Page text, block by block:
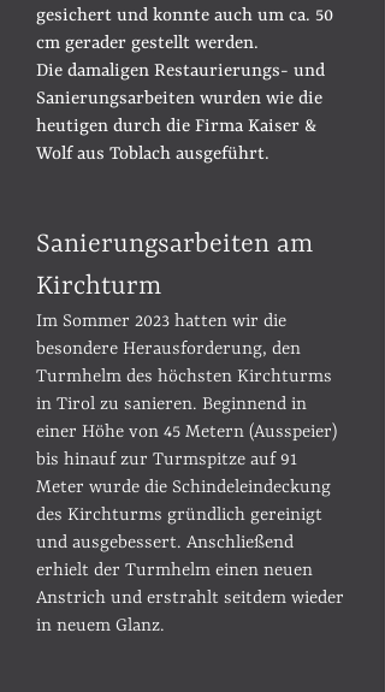
gesichert und konnte auch um ca. 50
cm gerader gestellt werden.
Die damaligen Restaurierungs- und
Sanierungsarbeiten wurden wie die
heutigen durch die Firma Kaiser &
Wolf aus Toblach ausgeführt.
Sanierungsarbeiten am
Kirchturm
Im Sommer 2023 hatten wir die
besondere Herausforderung, den
Turmhelm des höchsten Kirchturms
in Tirol zu sanieren. Beginnend in
einer Höhe von 45 Metern (Ausspeier)
bis hinauf zur Turmspitze auf 91
Meter wurde die Schindeleindeckung
des Kirchturms gründlich gereinigt
und ausgebessert. Anschließend
erhielt der Turmhelm einen neuen
Anstrich und erstrahlt seitdem wieder
in neuem Glanz.